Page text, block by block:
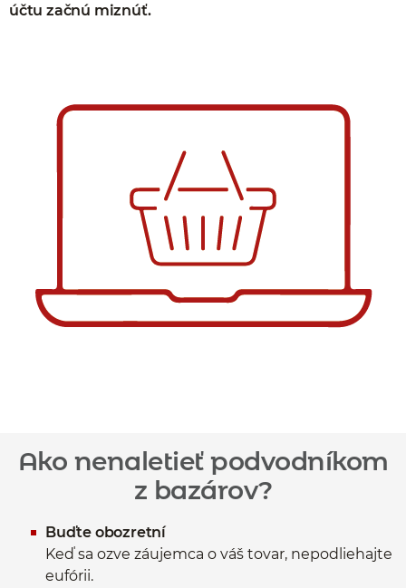
účtu začnú miznúť.
Ako nenaletieť podvodníkom
z bazárov?
Buďte obozretní
Keď sa ozve záujemca o váš tovar, nepodliehajte
eufórii.